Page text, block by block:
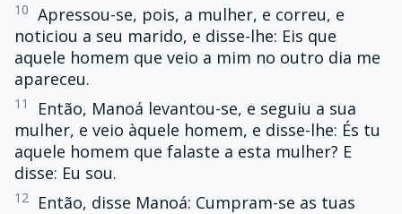
10 Apressou-se, pois, a mulher, e correu, e
noticiou a seu marido, e disse-lhe: Eis que
aquele homem que veio a mim no outro dia me
apareceu.
11
Então, Manoá levantou-se, e seguiu a sua
mulher, e veio àquele homem, e disse-lhe: És tu
aquele homem que falaste a esta mulher? E
disse: Eu sou.
12
Então, disse Manoá: Cumpram-se as tuas